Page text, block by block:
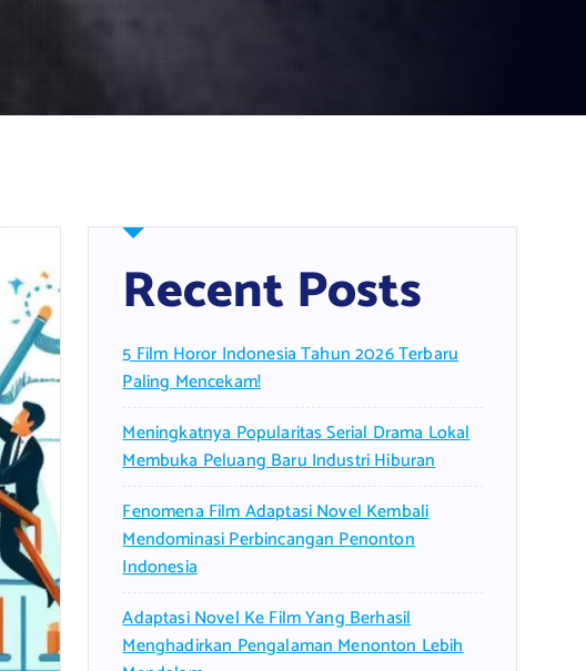
Recent Posts
5 Film Horor Indonesia Tahun 2026 Terbaru
Paling Mencekam!
Meningkatnya Popularitas Serial Drama Lokal
Membuka Peluang Baru Industri Hiburan
Fenomena Film Adaptasi Novel Kembali
Mendominasi Perbincangan Penonton
Indonesia
Adaptasi Novel Ke Film Yang Berhasil
Menghadirkan Pengalaman Menonton Lebih